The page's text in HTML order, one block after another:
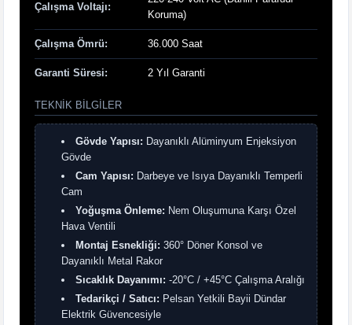
Çalışma Voltajı:
Koruma)
Çalışma Ömrü: 36.000 Saat
Garanti Süresi: 2 Yıl Garanti
TEKNIK BILGILER
Gövde Yapısı: Dayanıklı Alüminyum Enjeksiyon
Gövde
Cam Yapısı: Darbeye ve Isıya Dayanıklı Temperli
Cam
Yoğuşma Önleme: Nem Oluşumuna Karşı Özel
Hava Ventili
Montaj Esnekliği: 360° Döner Konsol ve
Dayanıklı Metal Rakor
Sıcaklık Dayanımı: -20°C / +45°C Çalışma Aralığı
Tedarikçi / Satıcı: Pelsan Yetkili Bayii Dündar
Elektrik Güvencesiyle